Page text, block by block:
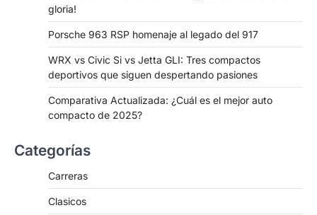
gloria!
Porsche 963 RSP homenaje al legado del 917
WRX vs Civic Si vs Jetta GLI: Tres compactos
deportivos que siguen despertando pasiones
Comparativa Actualizada: ¿Cuál es el mejor auto
compacto de 2025?
Categorías
Carreras
Clasicos